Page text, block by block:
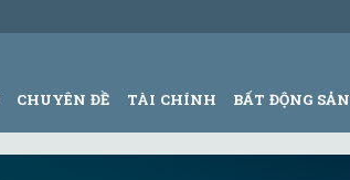
CHUYÊN ĐỀ TÀI CHÍNH BẤT ĐỘNG SẢN